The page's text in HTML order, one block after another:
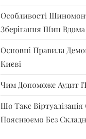
Особливості
Зберігання Шин
Основні Правила
Києві
Чим Допоможе Аудит
Що Таке Віртуалізація
Пояснюємо Без